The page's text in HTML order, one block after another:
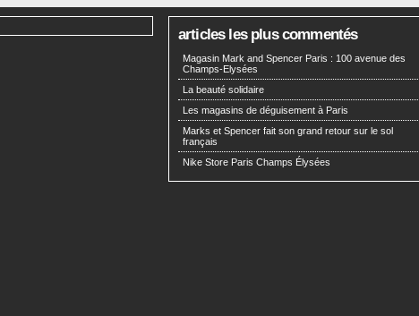
articles les plus commentés
Magasin Mark and Spencer Paris : 100 avenue des
Champs-Elysées
La beauté solidaire
Les magasins de déguisement à Paris
Marks et Spencer fait son grand retour sur le sol
français
Nike Store Paris Champs Élysées